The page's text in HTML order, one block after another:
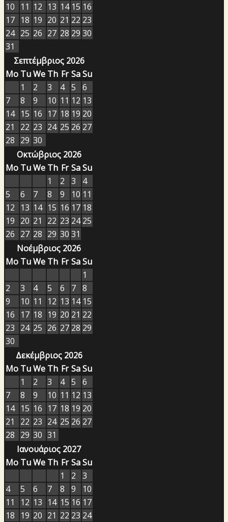
10
11 12 13 14 15 16
17 18 19 20 21 22 23
24 25 26 27 28 29 30
31
Σεπτέμβριος 2026
Mo TuWe Th Fr SaSu
1
2 3 4 5
6
7
8 9 10 11 12 13
14 15 16 17 18 19 20
21
22 23 24 25 26 27
28 29 30
Οκτώβριος 2026
Mo TuWe Th Fr SaSu
1
2 3
4
5
6 7 8 9 10 11
12
13 14 15 16 17 18
19 20 21 22 23 24 25
26 27 28 29 30 31
Νοέμβριος 2026
Mo TuWe Th Fr SaSu
1
2
3 4 5 6 7 8
9
10 11 12 13 14 15
16
17 18 19 20 21 22
23 24 25 26 27 28 29
30
Δεκέμβριος 2026
Mo TuWe Th Fr SaSu
1
2 3 4 5
6
7
8 9 10 11 12 13
14 15 16 17 18 19 20
21
22 23 24 25 26 27
28 29 30 31
Ιανουάριος 2027
Mo TuWe Th Fr SaSu
1
2
3
4
5 6 7 8 9
10
11
12 13 14 15 16 17
18
19 20 21 22 23 24